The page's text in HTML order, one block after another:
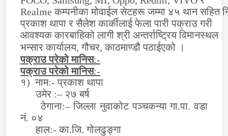
Realmeकम्पनीका मोवाईल सेटहरू जम्मा ४५ थान सहित
प्रकाश थापा र सैलेश कार्कीलाई फेला पारी पक्राउ गरी
आवश्यक कारबाहिको लागी श्री अन्तर्राष्ट्रिय विमानस्थल
भन्सार कार्यालय, गौचर, काठमाण्डौ पठाईएको ।
पक्राउ परेको मानिस:-
पक्राउ परेको मानिस:-
१) नाम:- प्रकाश थापा
उमेर :– २७ बर्ष
ठेगाना:– जिल्ला नुवाकोट पञ्चकन्या गा.पा. वडा
नं. ०४
हाल:- का.जि. गोलढुङ्गा